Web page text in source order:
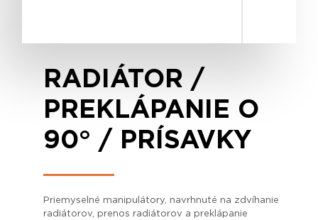
RADIÁTOR /
PREKLÁPANIE O
90° / PRÍSAVKY
Priemyselné manipulátory, navrhnuté na zdvíhanie
radiátorov, prenos radiátorov a preklápanie